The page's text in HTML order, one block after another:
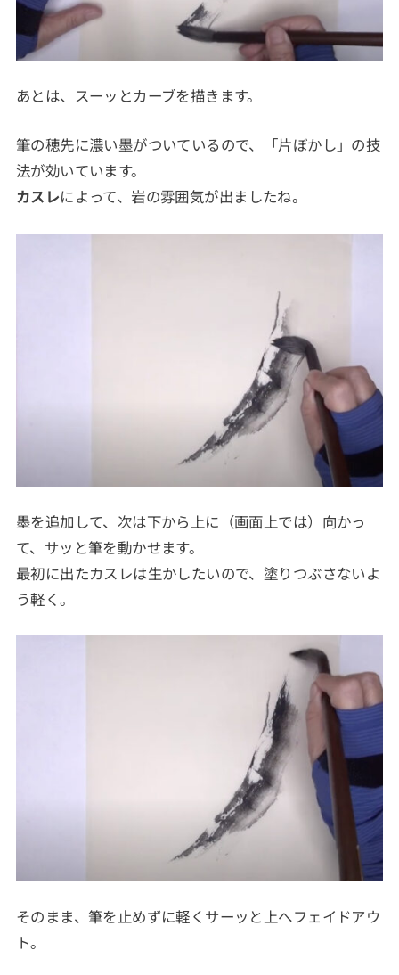
あとは、スーッとカーブを描きます。
筆の穂先に濃い墨がついているので、「片ぼかし」の技
法が効いています。
カスレによって、岩の雰囲気が出ましたね。
墨を追加して、次は下から上に（画面上では）向かっ
て、サッと筆を動かせます。
最初に出たカスレは生かしたいので、塗りつぶさないよ
う軽く。
そのまま、筆を止めずに軽くサーッと上へフェイドアウ
ト。